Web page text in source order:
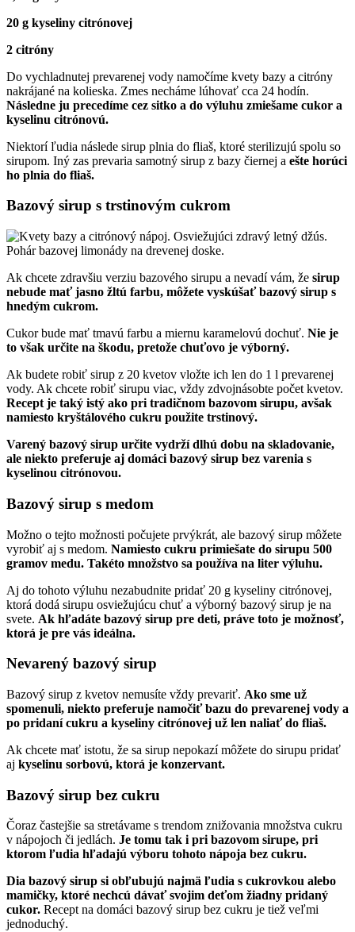
20 g kyseliny citrónovej
2 citróny
Do vychladnutej prevarenej vody namočíme kvety bazy a citróny
nakrájané na kolieska. Zmes necháme lúhovať cca 24 hodín.
Následne ju precedíme cez sitko a do výluhu zmiešame cukor a
kyselinu citrónovú.
Niektorí ľudia následe sirup plnia do fliaš, ktoré sterilizujú spolu so
sirupom. Iný zas prevaria samotný sirup z bazy čiernej a ešte horúci
ho plnia do fliaš.
Bazový sirup s trstinovým cukrom
Ak chcete zdravšiu verziu bazového sirupu a nevadí vám, že sirup
nebude mať jasno žltú farbu, môžete vyskúšať bazový sirup s
hnedým cukrom.
Cukor bude mať tmavú farbu a miernu karamelovú dochuť. Nie je
to však určite na škodu, pretože chuťovo je výborný.
Ak budete robiť sirup z 20 kvetov vložte ich len do 1 l prevarenej
vody. Ak chcete robiť sirupu viac, vždy zdvojnásobte počet kvetov.
Recept je taký istý ako pri tradičnom bazovom sirupu, avšak
namiesto kryštálového cukru použite trstinový.
Varený bazový sirup určite vydrží dlhú dobu na skladovanie,
ale niekto preferuje aj domáci bazový sirup bez varenia s
kyselinou citrónovou.
Bazový sirup s medom
Možno o tejto možnosti počujete prvýkrát, ale bazový sirup môžete
vyrobiť aj s medom. Namiesto cukru primiešate do sirupu 500
gramov medu. Takéto množstvo sa používa na liter výluhu.
Aj do tohoto výluhu nezabudnite pridať 20 g kyseliny citrónovej,
ktorá dodá sirupu osviežujúcu chuť a výborný bazový sirup je na
svete. Ak hľadáte bazový sirup pre deti, práve toto je možnosť,
ktorá je pre vás ideálna.
Nevarený bazový sirup
Bazový sirup z kvetov nemusíte vždy prevariť. Ako sme už
spomenuli, niekto preferuje namočiť bazu do prevarenej vody a
po pridaní cukru a kyseliny citrónovej už len naliať do fliaš.
Ak chcete mať istotu, že sa sirup nepokazí môžete do sirupu pridať
aj kyselinu sorbovú, ktorá je konzervant.
Bazový sirup bez cukru
Čoraz častejšie sa stretávame s trendom znižovania množstva cukru
v nápojoch či jedlách. Je tomu tak i pri bazovom sirupe, pri
ktorom ľudia hľadajú výboru tohoto nápoja bez cukru.
Dia bazový sirup si obľubujú najmä ľudia s cukrovkou alebo
mamičky, ktoré nechcú dávať svojim deťom žiadny pridaný
cukor. Recept na domáci bazový sirup bez cukru je tiež veľmi
jednoduchý.